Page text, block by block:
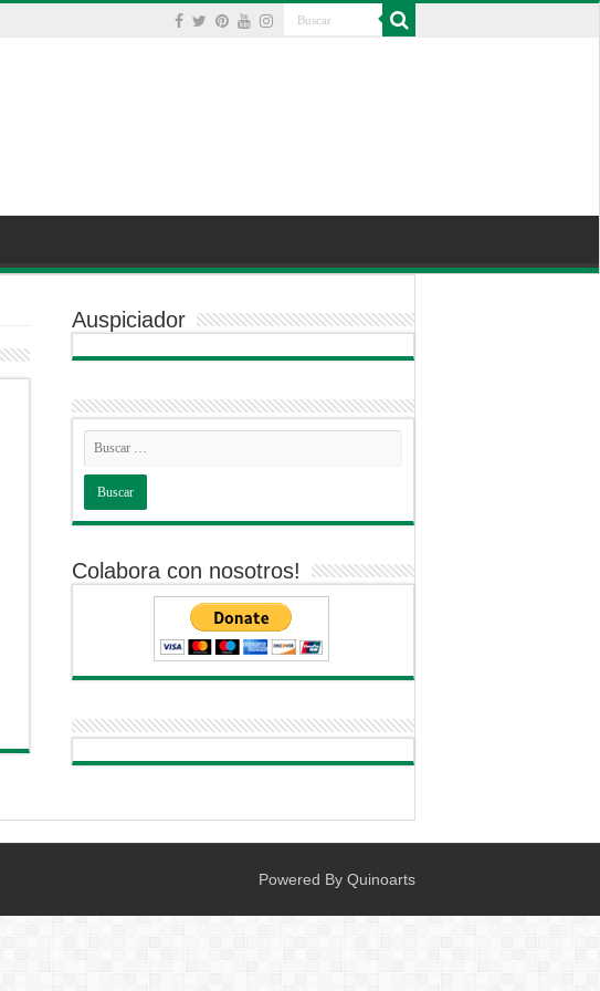
Auspiciador
Colabora con nosotros!
Powered By Quinoarts